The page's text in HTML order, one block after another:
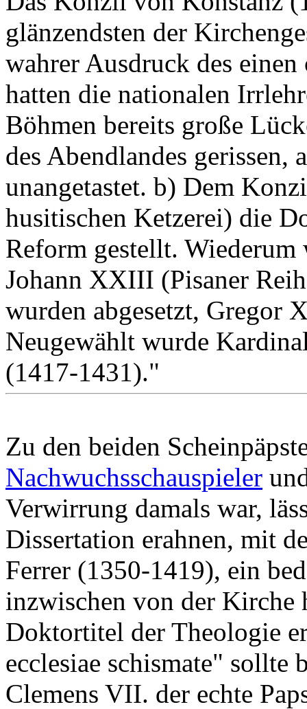
glänzendsten der
wahrer Ausdruck des
hatten die nationalen
Böhmen bereits große
des Abendlandes gerissen,
unangetastet. b) Dem
husitischen Ketzerei) die
Reform gestellt.
Johann XXIII (Pisaner
wurden abgesetzt,
Neugewählt wurde
(1417-1431)."
Zu den beiden
Nachwuchsschauspieler
Verwirrung damals war,
Dissertation erahnen, mit
Ferrer (1350-1419), ein
inzwischen von der Kirche
Doktortitel der Theologie
ecclesiae schismate" sollte
Clemens VII. der echte